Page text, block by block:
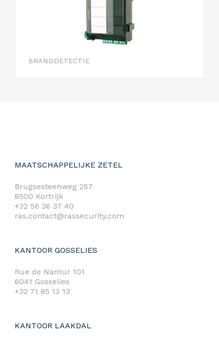
BRANDDETECTIE
MAATSCHAPPELIJKE ZETEL
Brugsesteenweg 257
8500 Kortrijk
+32 56 36 37 40
ras.contact@rassecurity.com
KANTOOR GOSSELIES
Rue de Namur 101
6041 Gosselies
+32 71 85 13 13
KANTOOR LAAKDAL